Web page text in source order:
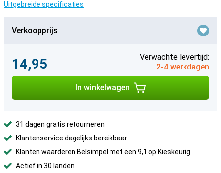
Uitgebreide specificaties
Verkoopprijs
14,95
Verwachte levertijd:
2-4 werkdagen
In winkelwagen
31 dagen gratis retourneren
Klantenservice dagelijks bereikbaar
Klanten waarderen Belsimpel met een 9,1 op Kieskeurig
Actief in 30 landen